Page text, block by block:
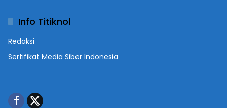
Info Titiknol
Redaksi
Sertifikat Media Siber Indonesia